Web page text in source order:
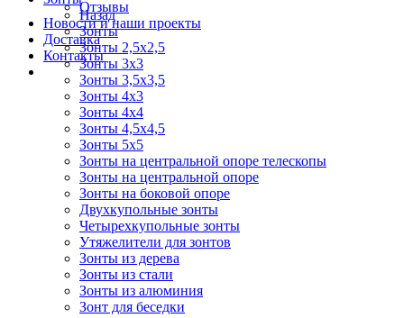
Отзывы
Новости и наши проекты
Доставка
Контакты
Назад
Зонты
Зонты 2,5х2,5
Зонты 3х3
Зонты 3,5х3,5
Зонты 4х3
Зонты 4х4
Зонты 4,5х4,5
Зонты 5х5
Зонты на центральной опоре телескопы
Зонты на центральной опоре
Зонты на боковой опоре
Двухкупольные зонты
Четырехкупольные зонты
Утяжелители для зонтов
Зонты из дерева
Зонты из стали
Зонты из алюминия
Зонт для беседки